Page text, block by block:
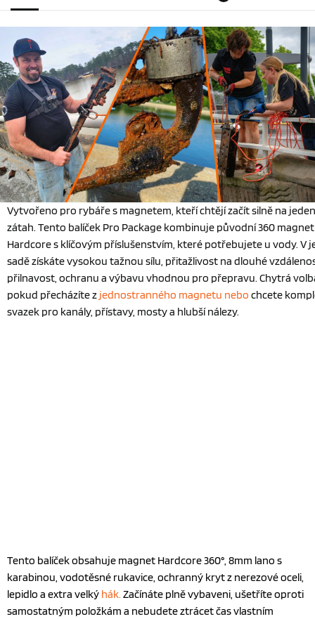
Vytvořeno pro rybáře s magnetem, kteří chtějí začít silně na jeden
zátah. Tento balíček Pro Package kombinuje původní 360 magnet
Hardcore s klíčovým příslušenstvím, které potřebujete u vody. V
sadě získáte vysokou tažnou sílu, přitažlivost na dlouhé
přilnavost, ochranu a výbavu vhodnou pro přepravu. Chytrá
pokud přecházíte z jednostranného magnetu nebo chcete
svazek pro kanály, přístavy, mosty a hlubší nálezy.
Tento balíček obsahuje magnet Hardcore 360°, 8mm lano s
karabinou, vodotěsné rukavice, ochranný kryt z nerezové oceli,
lepidlo a extra velký hák. Začínáte plně vybaveni, ušetříte oproti
samostatným položkám a nebudete ztrácet čas vlastním